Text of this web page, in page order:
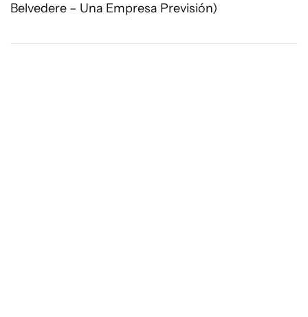
Belvedere – Una Empresa Previsión)